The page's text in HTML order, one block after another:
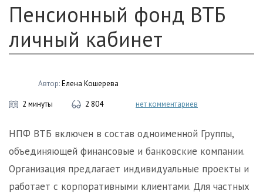
Пенсионный фонд ВТБ
личный кабинет
Автор:Елена Кошерева
2 минуты 2 804 нет комментариев
НПФ ВТБ включен в состав одноименной Группы,
объединяющей финансовые и банковские компании.
Организация предлагает индивидуальные проекты и
работает с корпоративными клиентами. Для частных